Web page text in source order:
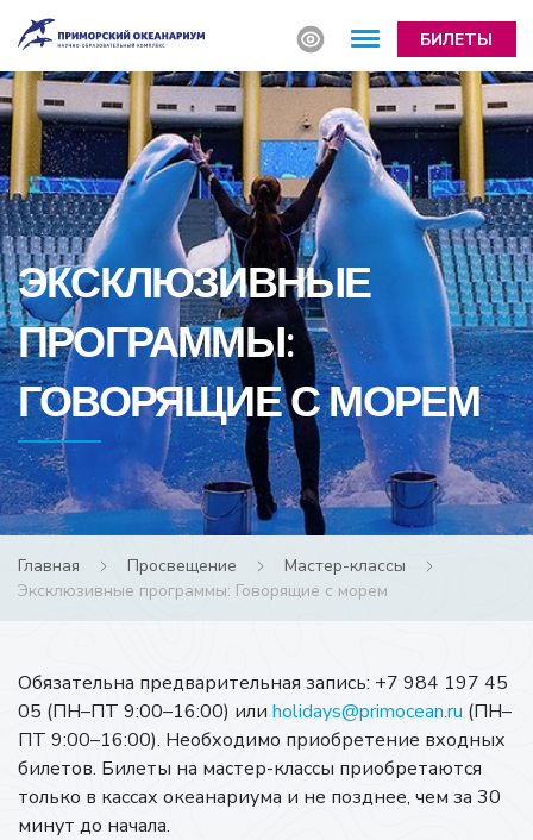
БИЛЕТЫ
ЭКСКЛЮЗИВНЫЕ
ПРОГРАММЫ:
ГОВОРЯЩИЕ С МОРЕМ
Главная Просвещение
Мастер-классы
Эксклюзивные программы: Говорящие с морем
Обязательна предварительная запись: +7 984 197 45
05 (ПН–ПТ 9:00–16:00) или holidays@primocean.ru (ПН–
ПТ 9:00–16:00). Необходимо приобретение входных
билетов. Билеты на мастер-классы приобретаются
только в кассах океанариума и не позднее, чем за 30
минут до начала.